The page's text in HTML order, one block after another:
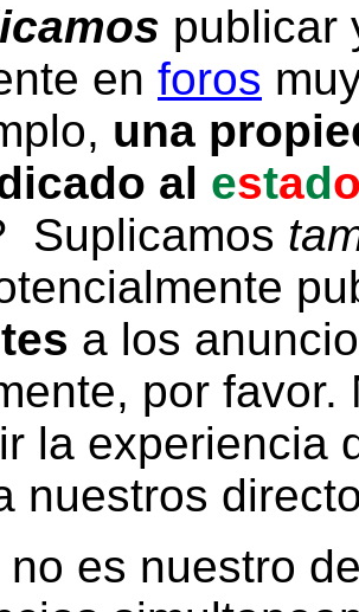
publicar
en foros
una
al estad
Suplicamos
a los
por
la experiencia
nuestros
es nuestro